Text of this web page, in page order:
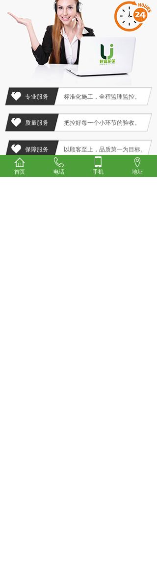
专业服务 标准化施工，全程监理监控。
保障服务 以顾客至上，品质第一为目标。
质量服务 把控好每一个小环节的验收。
首页 电话 手机 地址